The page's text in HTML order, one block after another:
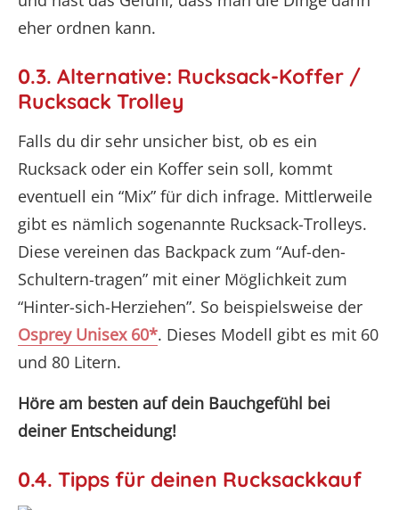
eher ordnen kann.
0.3. Alternative: Rucksack-Koffer /
Rucksack Trolley
Falls du dir sehr unsicher bist, ob es ein
Rucksack oder ein Koffer sein soll, kommt
eventuell ein “Mix” für dich infrage. Mittlerweile
gibt es nämlich sogenannte Rucksack-Trolleys.
Diese vereinen das Backpack zum “Auf-den-
Schultern-tragen” mit einer Möglichkeit zum
“Hinter-sich-Herziehen”. So beispielsweise der
Osprey Unisex 60*. Dieses Modell gibt es mit 60
und 80 Litern.
Höre am besten auf dein Bauchgefühl bei
deiner Entscheidung!
0.4. Tipps für deinen Rucksackkauf